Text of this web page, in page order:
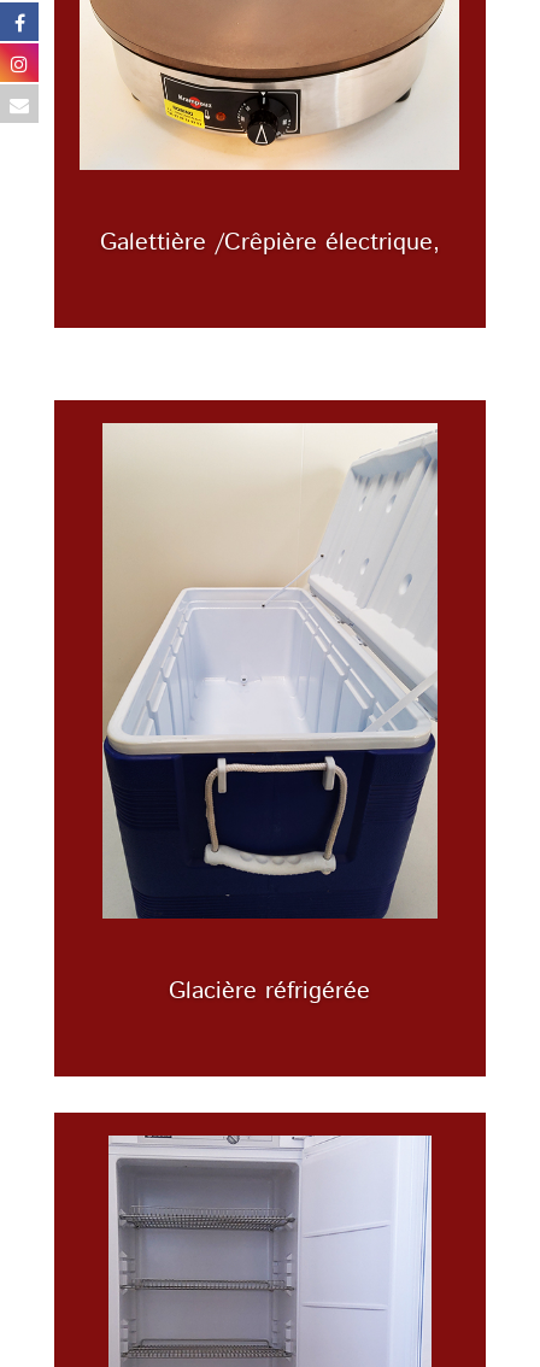
Galettière /Crêpière électrique,
Glacière réfrigérée